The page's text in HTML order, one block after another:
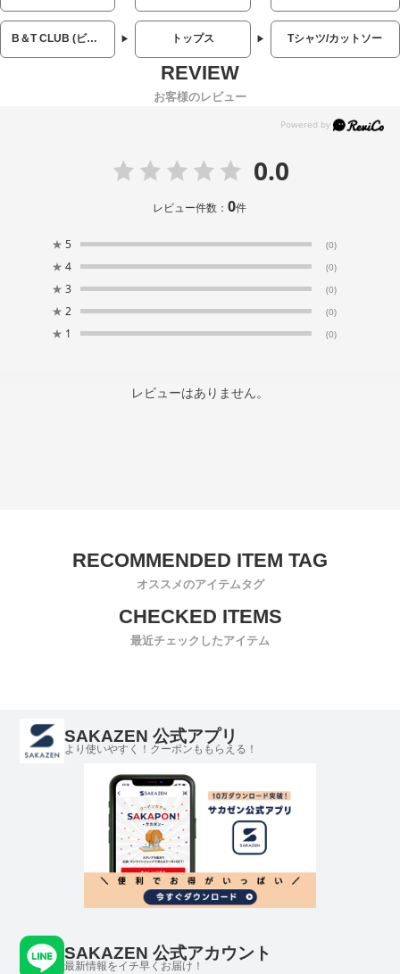
B＆T CLUB (ビーアンドティークラブ) トップス Tシャツ/カットソー
お客様のレビュー
0.0
レビュー件数：0件
★ 5 (0)
★ 4 (0)
★ 3 (0)
★ 2 (0)
★ 1 (0)
レビューはありません。
オススメのアイテムタグ
最近チェックしたアイテム
SAKAZEN 公式アプリ
より使いやすく！クーポンももらえる！
SAKAZEN 公式アカウント
最新情報をイチ早くお届け！